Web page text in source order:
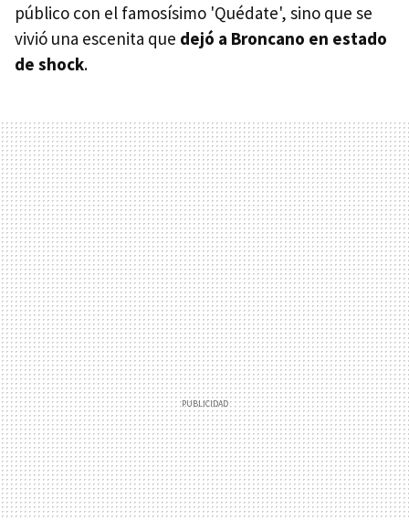
público con el famosísimo 'Quédate', sino que se
vivió una escenita que dejó a Broncano en estado
de shock.